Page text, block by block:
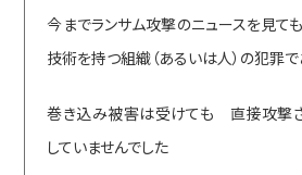
今までランサム攻撃のニュースを見
技術を持つ組織（あるいは人）の犯罪
巻き込み被害は受けても 直接攻撃
していませんでした